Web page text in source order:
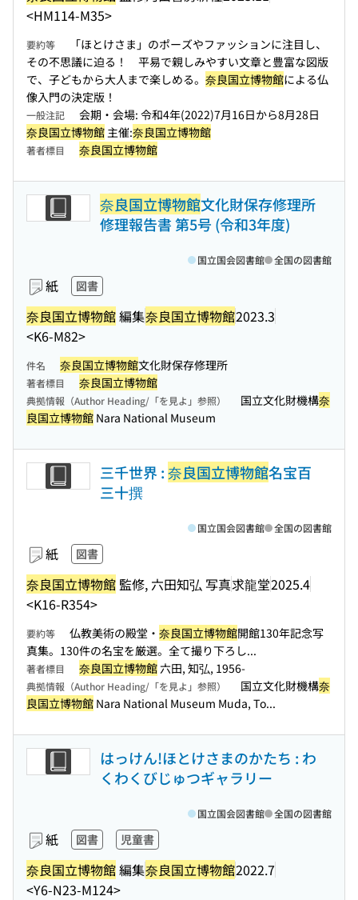
<HM114-M35>
要約等
「ほとけさま」のポーズやファッションに注目し、
その不思議に迫る！ 平易で親しみやすい文章と豊富な図版
で、子どもから大人まで楽しめる。 奈良国立博物館による仏
像入門の決定版！
一般注記
会期・会場: 令和4年(2022)7月16日から8月28日
奈良国立博物館 主催:奈良国立博物館
著者標目 奈良国立博物館
奈良国立博物館文化財保存修理所
修理報告書 第5号 (令和3年度)
紙 図書
奈良国立博物館編集奈良国立博物館2023.3
<K6-M82>
国立国会図書館 全国の図書館
件名 奈良国立博物館文化財保存修理所
著者標目 奈良国立博物館
典拠情報（Author Heading/「を見よ」参照） 国立文化財機構奈
良国立博物館 Nara National Museum
三千世界 :奈良国立博物館名宝百
三十撰
紙 図書
奈良国立博物館 監修, 六田知弘 写真求龍堂2025.4
<K16-R354>
国立国会図書館 全国の図書館
要約等 仏教美術の殿堂・ 奈良国立博物館開館130年記念写
真集。130件の名宝を厳選。全て撮り下ろし...
著者標目 奈良国立博物館 六田, 知弘, 1956-
典拠情報（Author Heading/「を見よ」参照） 国立文化財機構奈
良国立博物館 Nara National Museum Muda, To...
はっけん!ほとけさまのかたち : わ
くわくびじゅつギャラリー
紙 図書 児童書
奈良国立博物館編集奈良国立博物館2022.7
<Y6-N23-M124>
国立国会図書館 全国の図書館